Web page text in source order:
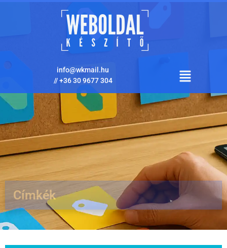
info@wkmail.hu
//+36 30 9677 304
Címkék